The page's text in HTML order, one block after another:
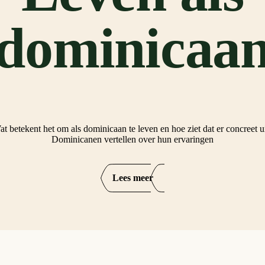
betekent het om als dominicaan te leven en hoe ziet dat er concreet
Dominicanen vertellen over hun ervaringen
Lees meer